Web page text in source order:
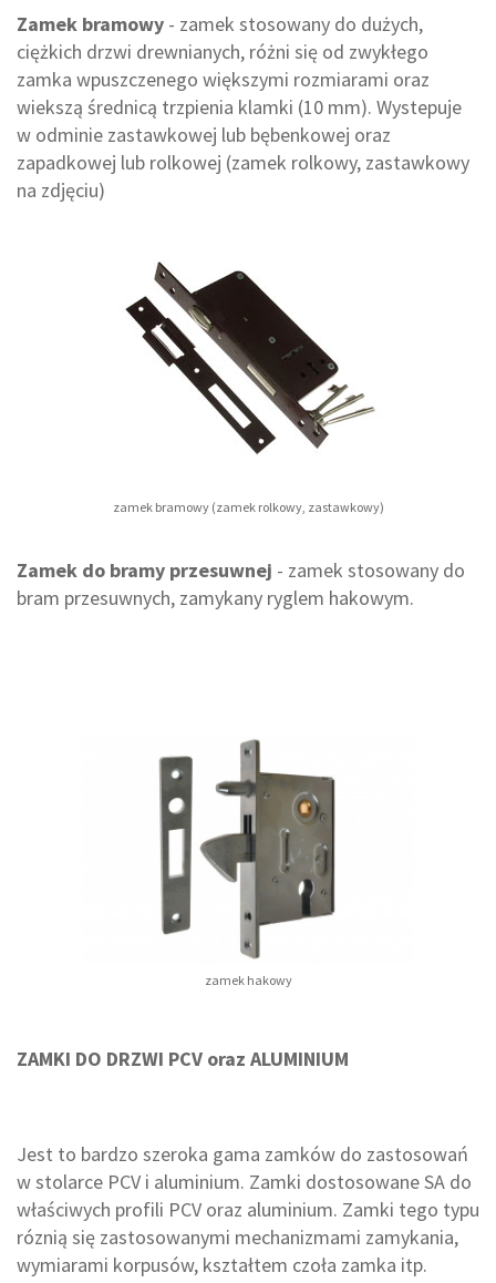
Zamek bramowy - zamek stosowany do dużych,
ciężkich drzwi drewnianych, różni się od zwykłego
zamka wpuszczenego większymi rozmiarami oraz
wiekszą średnicą trzpienia klamki (10 mm). Wystepuje
w odminie zastawkowej lub bębenkowej oraz
zapadkowej lub rolkowej (zamek rolkowy, zastawkowy
na zdjęciu)
zamek bramowy (zamek rolkowy, zastawkowy)
Zamek do bramy przesuwnej - zamek stosowany do
bram przesuwnych, zamykany ryglem hakowym.
zamek hakowy
ZAMKI DO DRZWI PCV oraz ALUMINIUM
Jest to bardzo szeroka gama zamków do zastosowań
w stolarce PCV i aluminium. Zamki dostosowane SA do
właściwych profili PCV oraz aluminium. Zamki tego typu
róznią się zastosowanymi mechanizmami zamykania,
wymiarami korpusów, kształtem czoła zamka itp.